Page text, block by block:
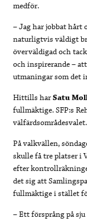
medför.
– Jag har jobbat hårt
naturligtvis väldigt
överväldigad och
och inspirerande –
utmaningar som det
Hittills harSatu
fullmäktige. SFP:s
välfärdsområdesvalet.
På valkvällen,
skulle få tre platser i
efter
det sig att
fullmäktige i stället
– Ett försprång på